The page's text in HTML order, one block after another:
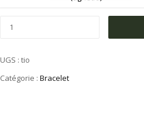
UGS : tio
Catégorie : Bracelet